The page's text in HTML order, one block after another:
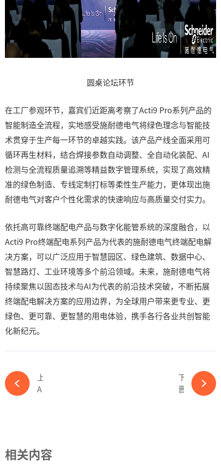
圆桌论坛环节
在工厂参观环节，嘉宾们近距离考察了Acti9 Pro系列产品的
智能制造全流程，实地感受施耐德电气将绿色理念与智能技
术贯穿于生产每一环节的卓越实践。该产品产线全面采用可
循环再生材料，结合焊接参数自动调整、全自动化装配、AI
检测与全流程质量追溯等精益数字管理系统，实现了高效精
准的绿色制造、专线定制打标等柔性生产能力，更体现出施
耐德电气对客户个性化需求的快速响应与高质量交付实力。
依托高可靠终端配电产品与数字化能管系统的深度融合，以
Acti9 Pro终端配电系列产品为代表的施耐德电气终端配电解
决方案，可以广泛应用于智慧园区、绿色建筑、数据中心、
智慧路灯、工业环境等多个前沿领域。未来，施耐德电气将
持续聚焦以固态技术与AI为代表的前沿技术突破，不断拓展
终端配电解决方案的应用边界，为全球用户带来更专业、更
绿色、更可靠、更智慧的用电体验，携手各行各业共创智能
化新纪元。
AI+探索正当时 共赋产业新价值 2025施耐德电气创赢计划第六季创新日盛大启幕-kaiyun体育官方网站
下一篇
晋能控股大同装备力泰公司推进班组建设见成效-kaiyun体育官方网站
相关内容